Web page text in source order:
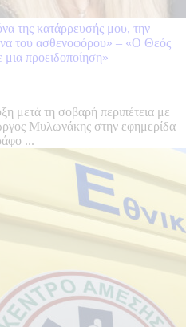
της κατάρρευσής μου, την
του ασθενοφόρου» – «Ο Θεός
προειδοποίηση»
μετά τη σοβαρή περιπέτεια με
Μυλωνάκης στην εφημερίδα
...